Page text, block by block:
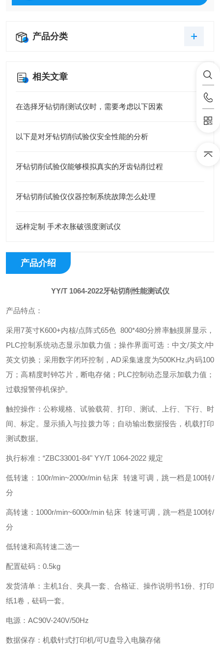
产品分类
相关文章
在选择牙钻切削测试仪时，需要考虑以下因素
以下是对牙钻切削试验仪安全性能的分析
牙钻切削试验仪能够模拟真实的牙齿钻削过程
牙钻切削试验仪仪器控制系统故障怎么处理
远梓定制 手术衣胀破强度测试仪
产品介绍
YY/T 1064-2022牙钻切削性能测试仪
产品特点：
采用7英寸K600+内核/点阵式65色 800*480分辨率触摸屏显示，
PLC控制系统动态显示加载力值；操作界面可选：中文/英文/中
英文切换；采用数字闭环控制，AD采集速度为500KHz,内码100
万；高精度时钟芯片，断电存储；PLC控制动态显示加载力值；
过载报警停机保护。
触控操作：公称规格、试验载荷、打印、测试、上行、下行、时
间、标定。显示插入与拉拨力等；自动输出数据报告，机载打印
测试数据。
执行标准：“ZBC33001-84" YY/T 1064-2022 规定
低转速：100r/min~2000r/min 钻床 转速可调，跳一档是100转/
分
高转速：1000r/min~6000r/min 钻床 转速可调，跳一档是100转/
分
低转速和高转速二选一
配置砝码：0.5kg
发货清单：主机1台、夹具一套、合格证、操作说明书1份、打印
纸1卷，砝码一套。
电源：AC90V-240V/50Hz
数据保存：机载针式打印机/可U盘导入电脑存储